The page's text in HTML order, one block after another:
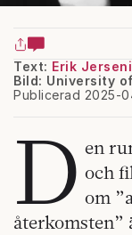
Text: Erik
Publicerad 2025-
Bild: University
D en
och
om
återkomsten”